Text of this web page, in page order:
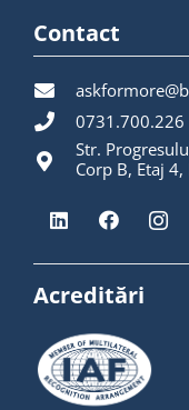
Contact
0731.700.226
Str.
Corp B, Etaj
Acreditări